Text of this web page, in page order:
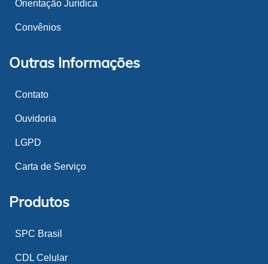
Orientação Jurídica
Convênios
Outras Informações
Contato
Ouvidoria
LGPD
Carta de Serviço
Produtos
SPC Brasil
CDL Celular